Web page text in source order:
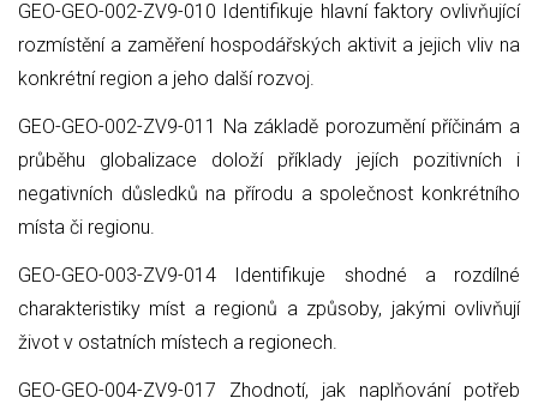
GEO-GEO-002-ZV9-010 Identifikuje hlavní faktory ovlivňující
rozmístění a zaměření hospodářských aktivit a jejich vliv na
konkrétní region a jeho další rozvoj.
GEO-GEO-002-ZV9-011 Na základě porozumění příčinám a
průběhu globalizace doloží příklady jejích pozitivních i
negativních důsledků na přírodu a společnost konkrétního
místa či regionu.
GEO-GEO-003-ZV9-014 Identifikuje shodné a rozdílné
charakteristiky míst a regionů a způsoby, jakými ovlivňují
život v ostatních místech a regionech.
GEO-GEO-004-ZV9-017 Zhodnotí, jak naplňování potřeb